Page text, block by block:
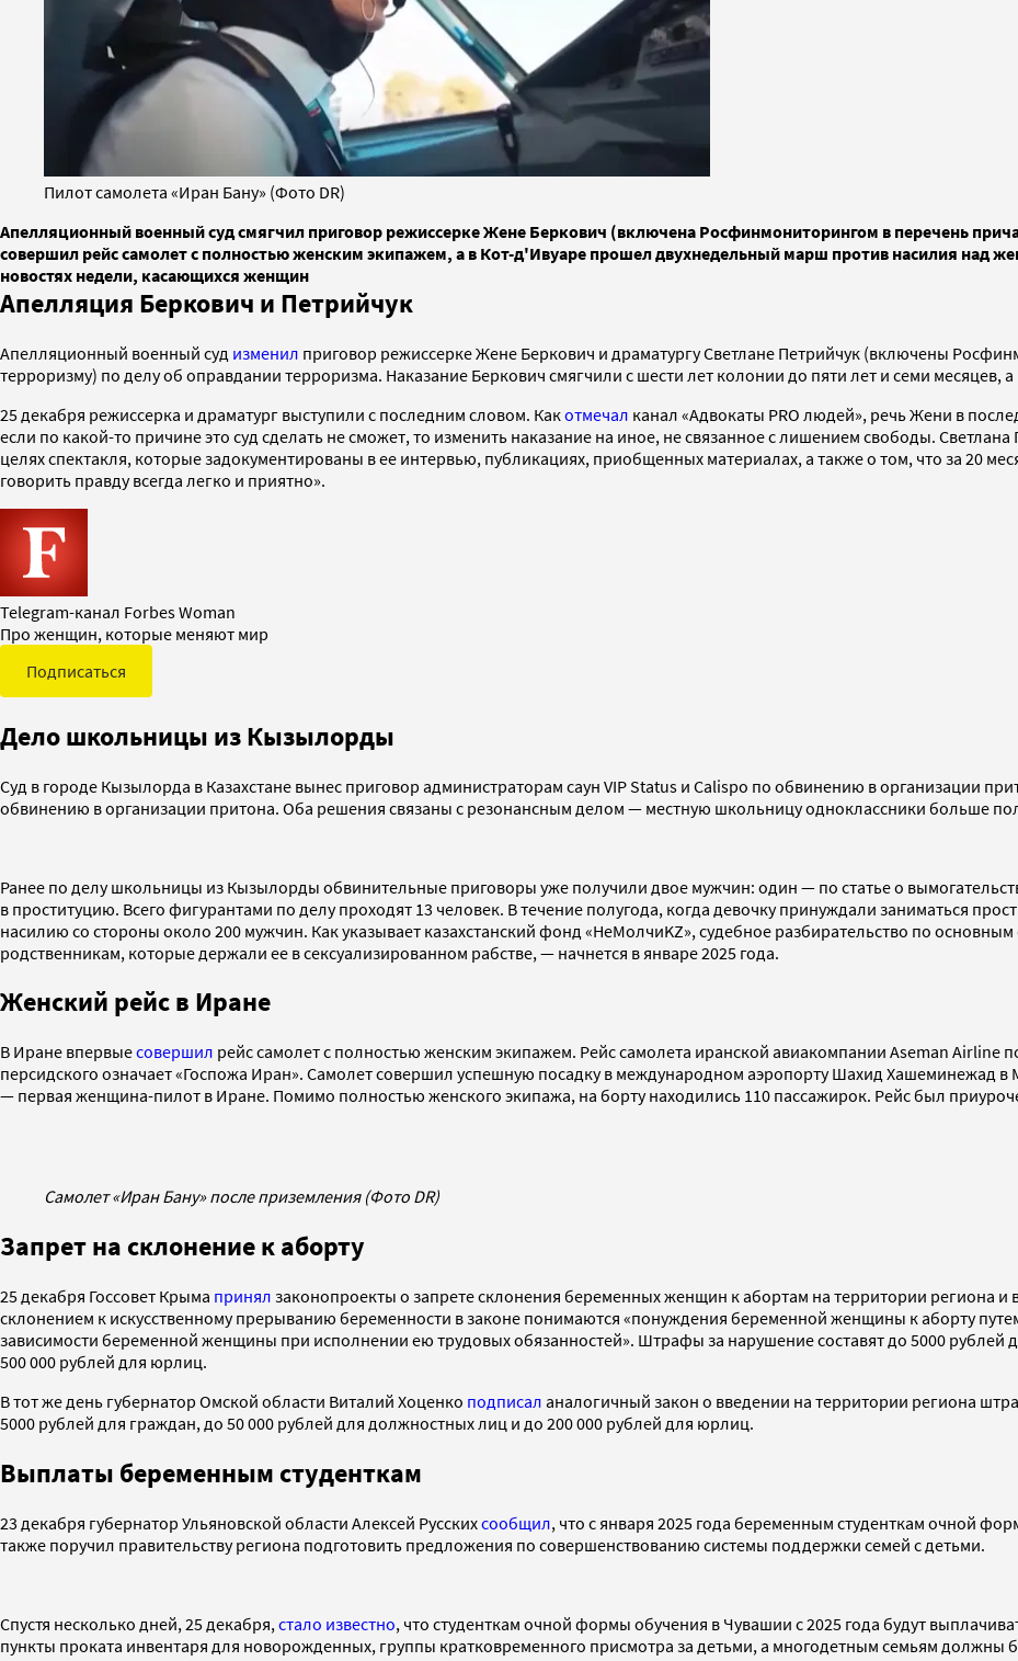
Пилот самолета «Иран Бану» (Фото DR)
Апелляционный военный суд смягчил приговор режиссерке Жене Беркович (включена Росфинмониторингом в перечень
совершил рейс самолет с полностью женским экипажем, а в Кот-д'Ивуаре прошел двухнедельный марш против насилия над
новостях недели, касающихся женщин
Апелляция Беркович и Петрийчук
Апелляционный военный суд изменил приговор режиссерке Жене Беркович и драматургу Светлане Петрийчук (включены
терроризму) по делу об оправдании терроризма. Наказание Беркович смягчили с шести лет колонии до пяти лет и семи месяцев,
25 декабря режиссерка и драматург выступили с последним словом. Какотмечал канал «Адвокаты PRO людей», речь Жени в
если по какой-то причине это суд сделать не сможет, то изменить наказание на иное, не связанное с лишением свободы.
целях спектакля, которые задокументированы в ее интервью, публикациях, приобщенных материалах, а также о том, что за 20
говорить правду всегда легко и приятно».
Telegram-канал Forbes Woman
Про женщин, которые меняют мир
Подписаться
Дело школьницы из Кызылорды
Суд в городе Кызылорда в Казахстане вынес приговор администраторам саун VIP Status и Calispo по обвинению в организации
обвинению в организации притона. Оба решения связаны с резонансным делом — местную школьницу одноклассники больше
Ранее по делу школьницы из Кызылорды обвинительные приговоры уже получили двое мужчин: один — по статье о
в проституцию. Всего фигурантами по делу проходят 13 человек. В течение полугода, когда девочку принуждали заниматься
насилию со стороны около 200 мужчин. Как указывает казахстанский фонд «НеМолчиKZ», судебное разбирательство по
родственникам, которые держали ее в сексуализированном рабстве, — начнется в январе 2025 года.
Женский рейс в Иране
В Иране впервыесовершил рейс самолет с полностью женским экипажем. Рейс самолета иранской авиакомпании Aseman Airline
персидского означает «Госпожа Иран». Самолет совершил успешную посадку в международном аэропорту Шахид Хашеминежад
— первая женщина-пилот в Иране. Помимо полностью женского экипажа, на борту находились 110 пассажирок. Рейс был
Cамолет «Иран Бану» после приземления (Фото DR)
Запрет на склонение к аборту
25 декабря Госсовет Крыма принял законопроекты о запрете склонения беременных женщин к абортам на территории региона и
склонением к искусственному прерыванию беременности в законе понимаются «понуждения беременной женщины к аборту
зависимости беременной женщины при исполнении ею трудовых обязанностей». Штрафы за нарушение составят до 5000 рублей
500 000 рублей для юрлиц.
В тот же день губернатор Омской области Виталий Хоценко подписал аналогичный закон о введении на территории региона
5000 рублей для граждан, до 50 000 рублей для должностных лиц и до 200 000 рублей для юрлиц.
Выплаты беременным студенткам
23 декабря губернатор Ульяновской области Алексей Русскихсообщил, что с января 2025 года беременным студенткам очной
также поручил правительству региона подготовить предложения по совершенствованию системы поддержки семей с детьми.
Спустя несколько дней, 25 декабря, стало известно, что студенткам очной формы обучения в Чувашии с 2025 года будут
пункты проката инвентаря для новорожденных, группы кратковременного присмотра за детьми, а многодетным семьям должны